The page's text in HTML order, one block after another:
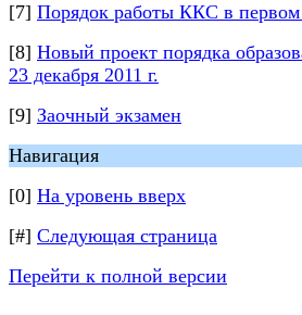
[7] Порядок работы ККС в первом
[8] Новый проект порядка
23 декабря 2011 г.
[9] Заочный экзамен
Навигация
[0] На уровень вверх
[#] Следующая страница
Перейти к полной версии